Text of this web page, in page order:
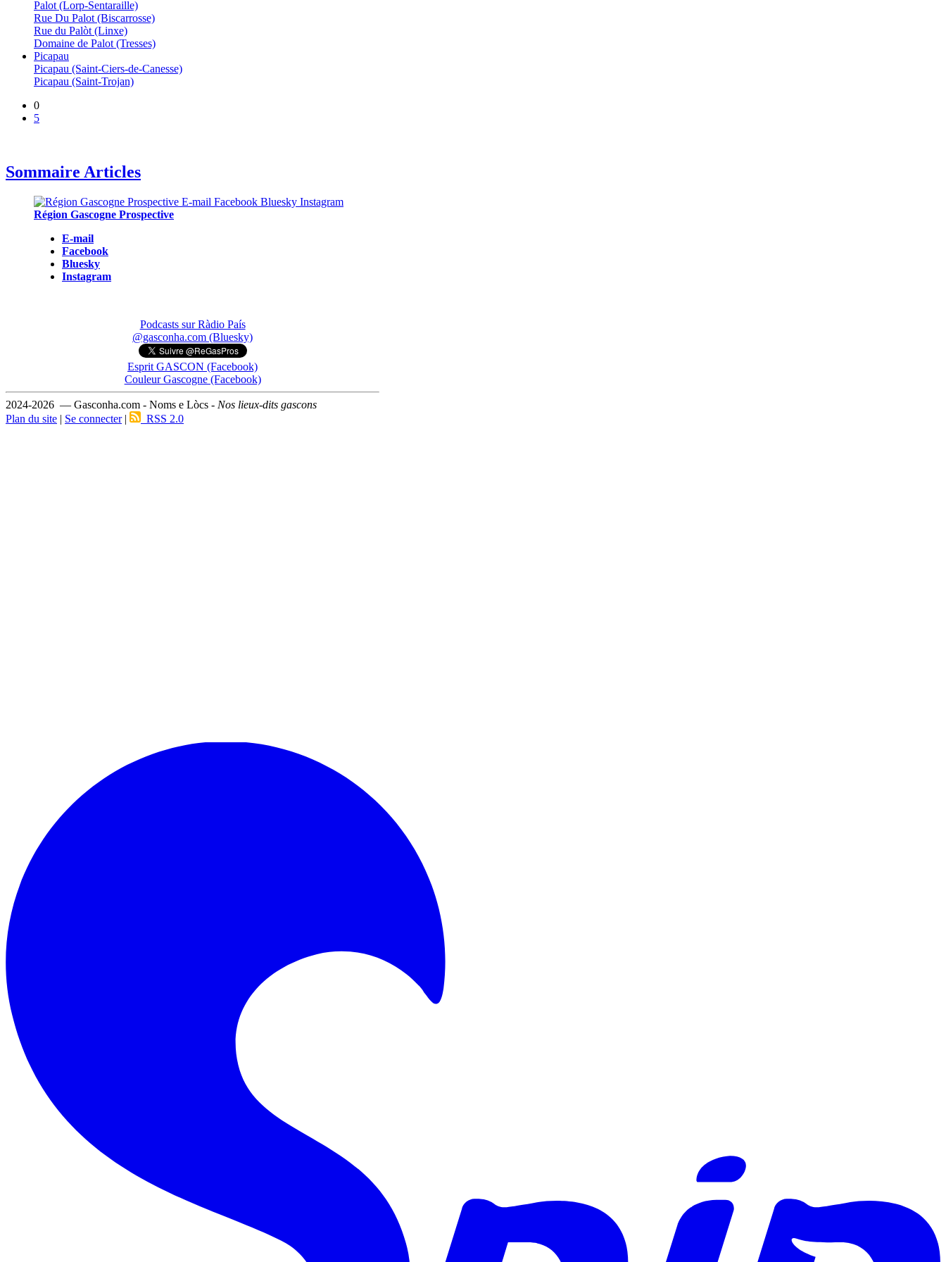
Palot (Lorp-Sentaraille)
Rue Du Palot (Biscarrosse)
Rue du Palòt (Linxe)
Domaine de Palot (Tresses)
Picapau
Picapau (Saint-Ciers-de-Canesse)
Picapau (Saint-Trojan)
0
5
Sommaire Articles
Région Gascogne Prospective
E-mail
Facebook
Bluesky
Instagram
Podcasts sur Ràdio País
@gasconha.com (Bluesky)
Esprit GASCON (Facebook)
Couleur Gascogne (Facebook)
2024-2026 — Gasconha.com - Noms e Lòcs - Nos lieux-dits gascons
Plan du site | Se connecter| RSS 2.0